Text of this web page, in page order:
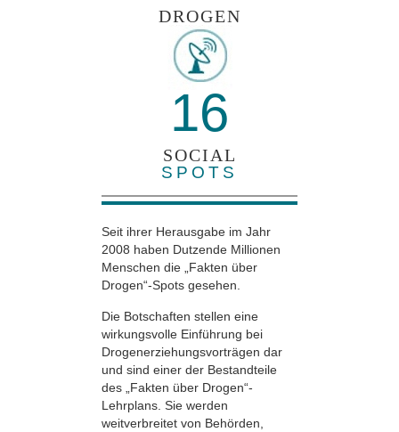
DROGEN
16
SOCIAL
SPOTS
Seit ihrer Herausgabe im Jahr
2008 haben Dutzende Millionen
Menschen die „Fakten über
Drogen“-Spots gesehen.
Die Botschaften stellen eine
wirkungsvolle Einführung bei
Drogenerziehungsvorträgen dar
und sind einer der Bestandteile
des „Fakten über Drogen“-
Lehrplans. Sie werden
weitverbreitet von Behörden,